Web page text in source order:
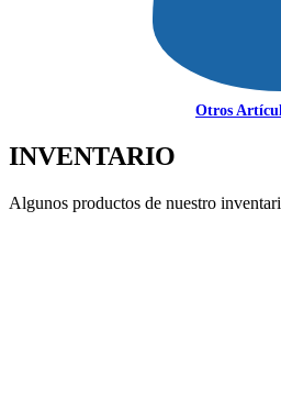
Otros
INVENTARIO
Algunos productos de nuestro